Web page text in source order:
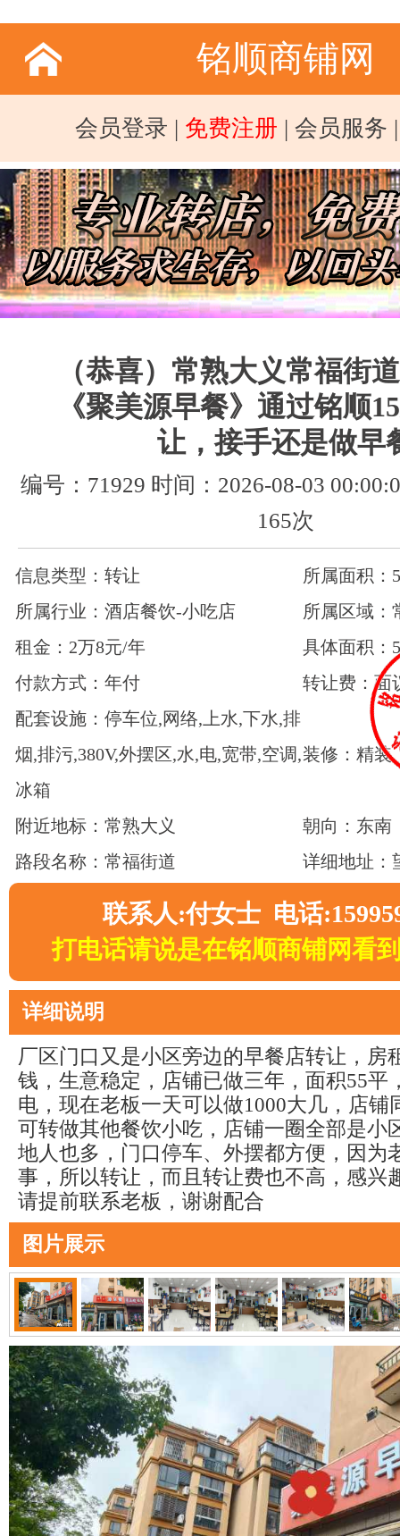
铭顺商铺网
会员登录 | 免费注册 | 会员服务
（恭喜）常熟大义常福街
《聚美源早餐》通过铭顺
让，接手还是做早
编号：71929 时间：2026-08-03
165次
信息类型：转让
所属面积：
所属行业：酒店餐饮-小吃店
所属区域：
租金：2万8元/年
具体面积：
付款方式：年付
转让费：面
配套设施：停车位,网络,上水,下水,排
烟,排污,380V,外摆区,水,电,宽带,空调,
冰箱
装修：精装
附近地标：常熟大义
朝向：东南
路段名称：常福街道
详细地址：
联系人:付女士 电话
打电话请说是在铭顺商铺网看
详细说明
厂区门口又是小区旁边的早餐店转让，房
钱，生意稳定，店铺已做三年，面积55平
电，现在老板一天可以做1000大几，店铺
可转做其他餐饮小吃，店铺一圈全部是小
地人也多，门口停车、外摆都方便，因为
事，所以转让，而且转让费也不高，感兴
请提前联系老板，谢谢配合
图片展示